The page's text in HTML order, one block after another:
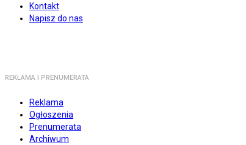
Kontakt
Napisz do nas
REKLAMA I PRENUMERATA
Reklama
Ogłoszenia
Prenumerata
Archiwum